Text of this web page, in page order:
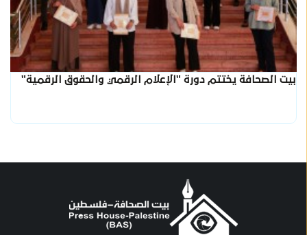
بيت الصحافة يختتم دورة "الإعلام الرقمي والحقوق الرقمية"